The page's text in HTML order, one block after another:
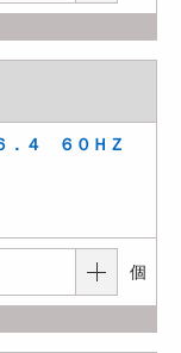
．４ ６０ＨＺ
個